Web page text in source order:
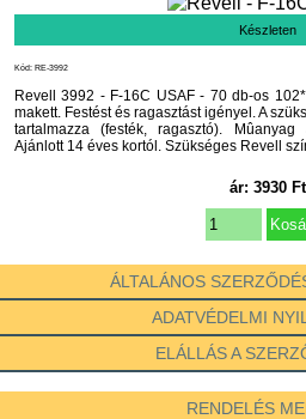
Készleten
Kód: RE-3992
Revell 3992 - F-16C USAF - 70 db-os
makett. Festést és ragasztást igényel. A
tartalmazza (festék, ragasztó).
Ajánlott 14 éves kortól. Szükséges Revell
ár: 3930 Ft
ÁLTALÁNOS
ADATVÉDELMI
ELÁLLÁS A
RENDELÉS